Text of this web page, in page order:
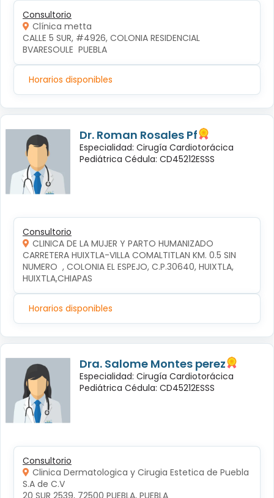
Consultorio
Clínica metta
CALLE 5 SUR, #4926, COLONIA RESIDENCIAL
BVARESOULE  PUEBLA
Horarios disponibles
Dr. Roman Rosales Pf
Especialidad: Cirugía Cardiotorácica
Pediátrica Cédula: CD45212ESSS
Consultorio
CLINICA DE LA MUJER Y PARTO HUMANIZADO
CARRETERA HUIXTLA-VILLA COMALTITLAN KM. 0.5 SIN
NUMERO  , COLONIA EL ESPEJO, C.P.30640, HUIXTLA,
HUIXTLA,CHIAPAS
Horarios disponibles
Dra. Salome Montes perez
Especialidad: Cirugía Cardiotorácica
Pediátrica Cédula: CD45212ESSS
Consultorio
Clinica Dermatologica y Cirugia Estetica de Puebla
S.A de C.V
20 SUR 2539, 72500 PUEBLA, PUEBLA